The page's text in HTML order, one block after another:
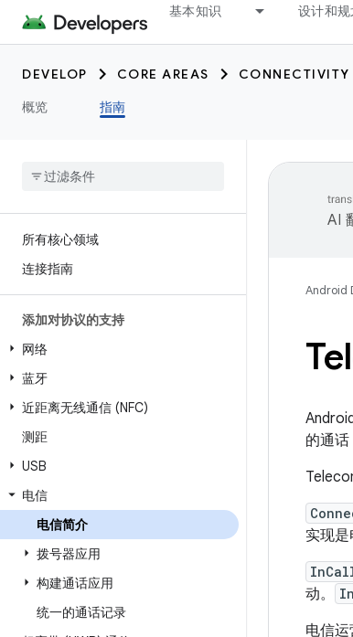
基本知识 设计和规
DEVELOP CORE AREAS
CONNECTIVITY
概览
指南
所有核心领域
连接指南
添加对协议的支持
网络
蓝牙
近距离无线通信 (NFC)
测距
USB
电信
电信简介
拨号器应用
构建通话应用
统一的通话记录
AI
Android
的通
实现
动。
电信